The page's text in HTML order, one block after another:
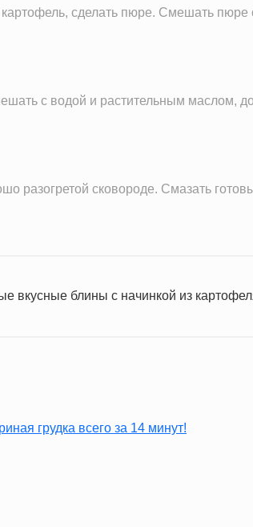
порции
сделать пюре. Смешать
с водой и растительным маслом,
разогретой сковороде. Смазать
вкусные блины с начинкой из